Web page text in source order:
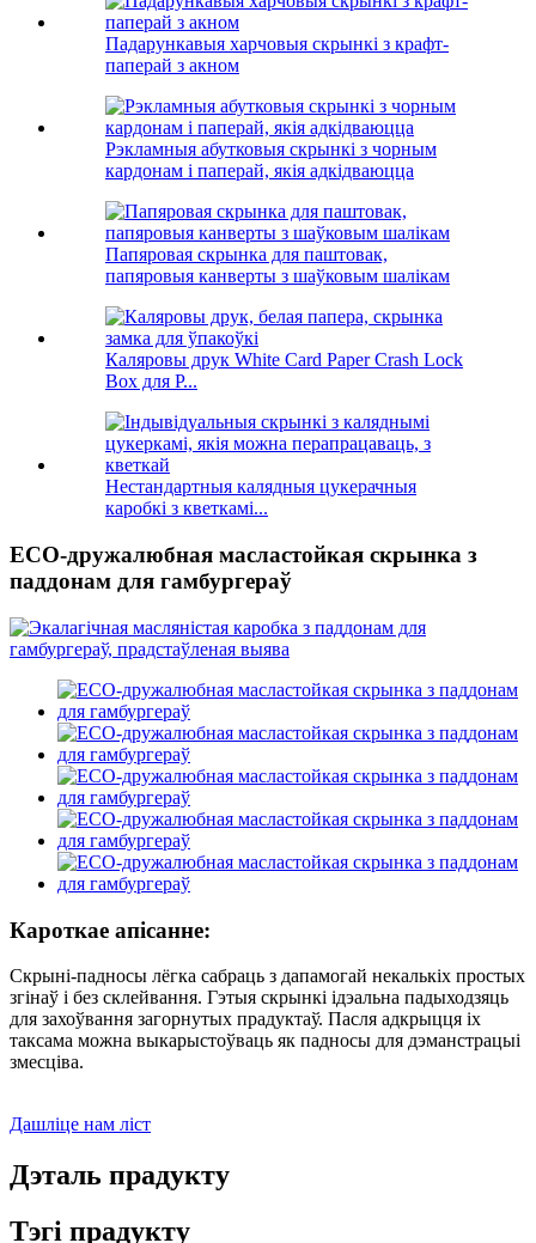
Падарункавыя харчовыя скрынкі з крафт-
паперай з акном
Рэкламныя абутковыя скрынкі з чорным
кардонам і паперай, якія адкідваюцца
Папяровая скрынка для паштовак,
папяровыя канверты з шаўковым шалікам
Каляровы друк White Card Paper Crash Lock
Box для P...
Нестандартныя калядныя цукерачныя
каробкі з кветкамі...
ECO-дружалюбная масластойкая скрынка з
паддонам для гамбургераў
Кароткае апісанне:
Скрыні-падносы лёгка сабраць з дапамогай некалькіх простых
згінаў і без склейвання. Гэтыя скрынкі ідэальна падыходзяць
для захоўвання загорнутых прадуктаў. Пасля адкрыцця іх
таксама можна выкарыстоўваць як падносы для дэманстрацыі
змесціва.
Дашліце нам ліст
Дэталь прадукту
Тэгі прадукту